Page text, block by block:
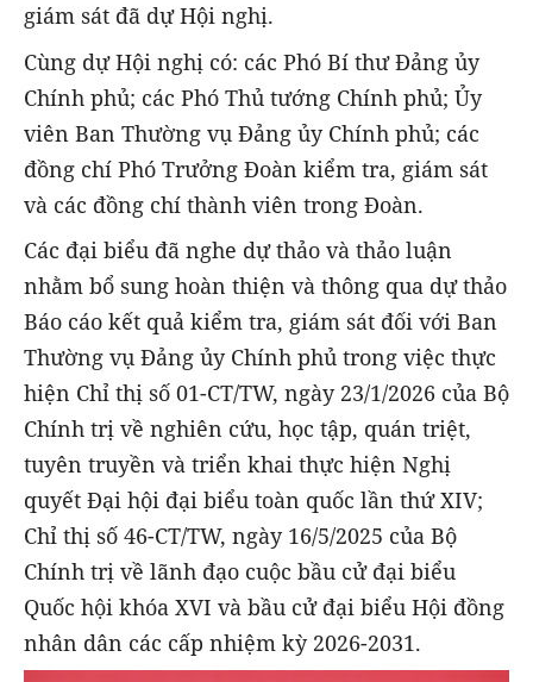
giám sát đã dự Hội nghị.
Cùng dự Hội nghị có: các Phó Bí thư Đảng ủy
Chính phủ; các Phó Thủ tướng Chính phủ; Ủy
viên Ban Thường vụ Đảng ủy Chính phủ; các
đồng chí Phó Trưởng Đoàn kiểm tra, giám sát
và các đồng chí thành viên trong Đoàn.
Các đại biểu đã nghe dự thảo và thảo luận
nhằm bổ sung hoàn thiện và thông qua dự thảo
Báo cáo kết quả kiểm tra, giám sát đối với Ban
Thường vụ Đảng ủy Chính phủ trong việc thực
hiện Chỉ thị số 01-CT/TW, ngày 23/1/2026 của Bộ
Chính trị về nghiên cứu, học tập, quán triệt,
tuyên truyền và triển khai thực hiện Nghị
quyết Đại hội đại biểu toàn quốc lần thứ XIV;
Chỉ thị số 46-CT/TW, ngày 16/5/2025 của Bộ
Chính trị về lãnh đạo cuộc bầu cử đại biểu
Quốc hội khóa XVI và bầu cử đại biểu Hội đồng
nhân dân các cấp nhiệm kỳ 2026-2031.